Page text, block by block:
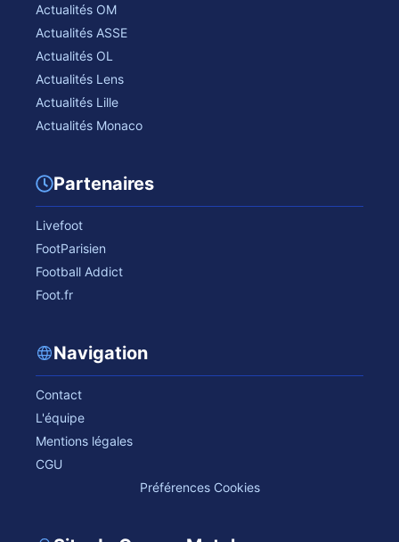
Actualités OM
Actualités ASSE
Actualités OL
Actualités Lens
Actualités Lille
Actualités Monaco
Partenaires
Livefoot
FootParisien
Football Addict
Foot.fr
Navigation
Contact
L'équipe
Mentions légales
CGU
Préférences Cookies